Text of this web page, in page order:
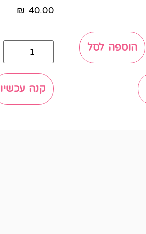
הוספה לסל
40.00
₪
קנה עכשיו